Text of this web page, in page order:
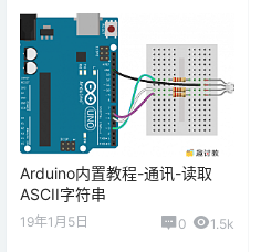
Arduino内置教程-通讯-读取
ASCII字符串
19年1月5日 0 1.5k